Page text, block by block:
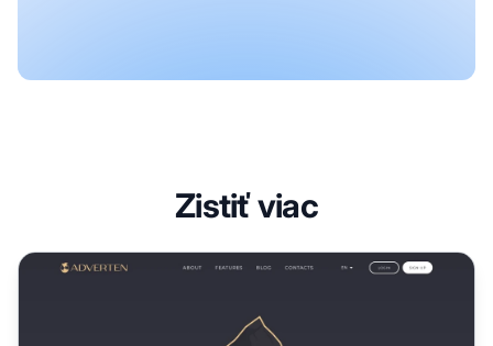
Zistiť viac
Adverten partnerský program